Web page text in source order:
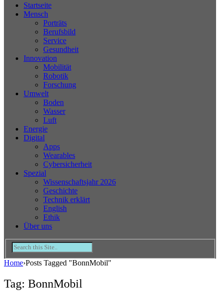
Startseite
Mensch
Porträts
Berufsbild
Service
Gesundheit
Innovation
Mobilität
Robotik
Forschung
Umwelt
Boden
Wasser
Luft
Energie
Digital
Apps
Wearables
Cybersicherheit
Spezial
Wissenschaftsjahr 2026
Geschichte
Technik erklärt
English
Ethik
Über uns
Home›Posts Tagged "BonnMobil"
Tag: BonnMobil